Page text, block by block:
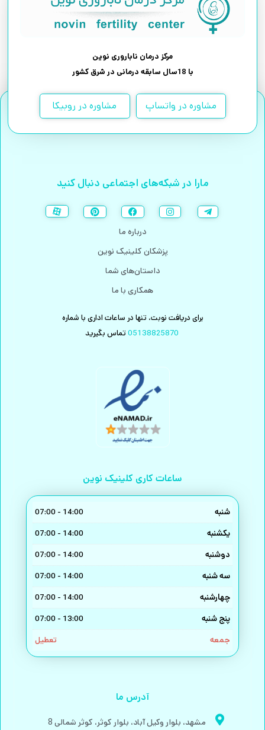
مرکز درمان ناباروری نوین
با 18سال سابقه درمانی در شرق کشور
مشاوره در واتساپ مشاوره در روبیکا
مارا در شبکه‌های اجتماعی دنبال کنید
درباره ما
پزشکان کلینیک نوین
داستان‌های شما
همکاری با ما
برای دریافت نوبت، تنها در ساعات اداری با شماره
05138825870 تماس بگیرید
ساعات کاری کلینیک نوین
شنبه 14:00 - 07:00
یکشنبه 14:00 - 07:00
دوشنبه 14:00 - 07:00
سه شنبه 14:00 - 07:00
چهارشنبه 14:00 - 07:00
پنج شنبه 13:00 - 07:00
جمعه تعطیل
آدرس ما
مشهد، بلوار وکیل آباد، بلوار کوثر، کوثر شمالی 8